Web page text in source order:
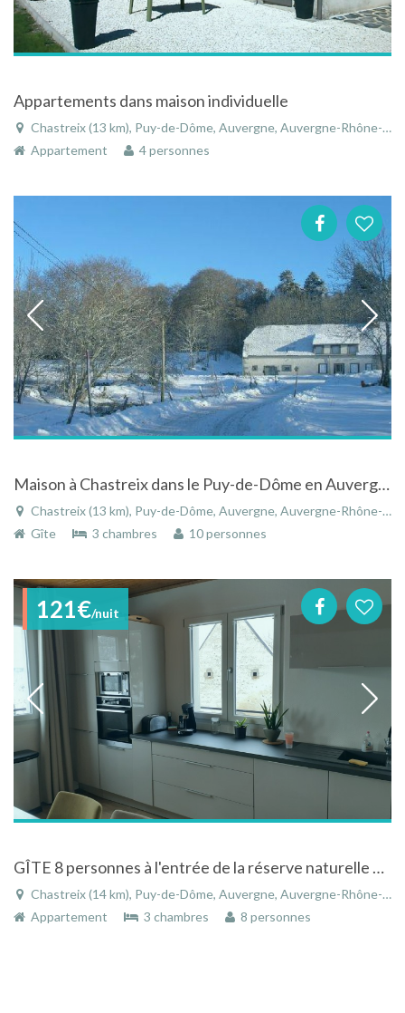
Appartements dans maison individuelle
Chastreix (13 km), Puy-de-Dôme, Auvergne, Auvergne-Rhône-Alpes, France
Appartement
4 personnes
Maison à Chastreix dans le Puy-de-Dôme en Auvergne
Chastreix (13 km), Puy-de-Dôme, Auvergne, Auvergne-Rhône-Alpes, France
Gîte
3 chambres 10 personnes
121€/nuit
GÎTE 8 personnes à l'entrée de la réserve naturelle de Chastreix, yoga, massages
Chastreix (14 km), Puy-de-Dôme, Auvergne, Auvergne-Rhône-Alpes, France
Appartement
3 chambres 8 personnes